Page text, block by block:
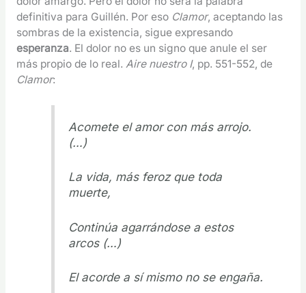
definitiva para Guillén. Por eso Clamor, aceptando las
sombras de la existencia, sigue expresando
esperanza. El dolor no es un signo que anule el ser
más propio de lo real. Aire nuestro I, pp. 551-552, de
Clamor:
Acomete el amor con más arrojo.
(…)
La vida, más feroz que toda
muerte,
Continúa agarrándose a estos
arcos (…)
El acorde a sí mismo no se engaña.